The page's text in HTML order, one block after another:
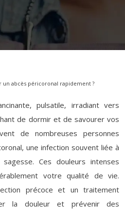
abcès péricoronal rapidement ?
pulsatile, irradiant vers
de dormir et de savourer vos
de nombreuses personnes
une infection souvent liée à
Ces douleurs intenses
votre qualité de vie.
précoce et un traitement
la douleur et prévenir des